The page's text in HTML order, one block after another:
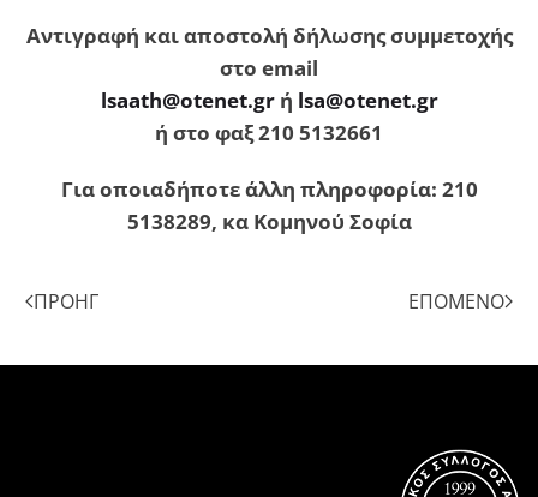
Αντιγραφή και αποστολή δήλωσης συμμετοχής
στο email
lsaath@otenet.grή lsa@otenet.gr
ή στο φαξ 210 5132661
Για οποιαδήποτε άλλη πληροφορία: 210
5138289, κα Κομηνού Σοφία
ΠΡΟΗΓ ΕΠΌΜΕΝΟ